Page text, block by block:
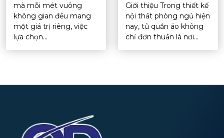
mà mỗi mét vuông
không gian đều mang
một giá trị riêng, việc
lựa chọn...
Giới thiệu Trong thiết kế
nội thất phòng ngủ hiện
nay, tủ quần áo không
chỉ đơn thuần là nơi...